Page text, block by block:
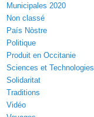
Municipales 2020
Non classé
País Nòstre
Politique
Produit en Occitanie
Sciences et Technologies
Solidaritat
Traditions
Vidéo